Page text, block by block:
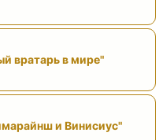
вратарь в мире"
и Винисиус"